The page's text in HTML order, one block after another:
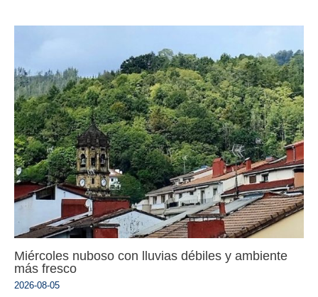
Miércoles nuboso con lluvias débiles y ambiente
más fresco
2026-08-05